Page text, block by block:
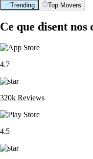
Trending Top Movers
Ce que disent nos
4.7
320k Reviews
4.5